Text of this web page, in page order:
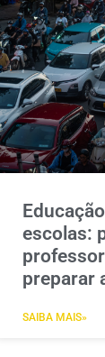
escolas:
preparar
SAIBA MAIS»